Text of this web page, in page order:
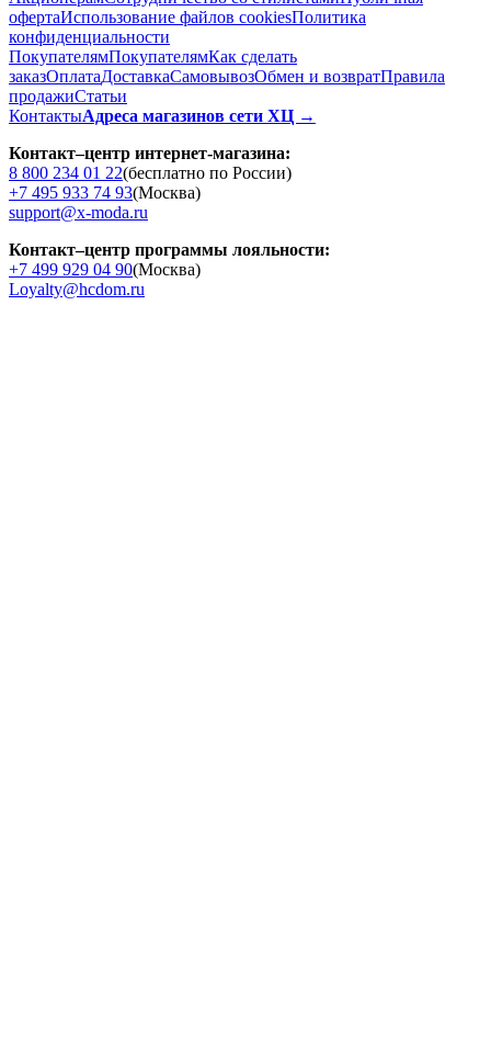
офертаИспользование файлов cookiesПолитика
конфиденциальности
ПокупателямПокупателямКак сделать
заказОплатаДоставкаCамовывозОбмен и возвратПравила
продажиСтатьи
КонтактыАдреса магазинов сети ХЦ →
Контакт–центр интернет-магазина:
8 800 234 01 22(бесплатно по России)
+7 495 933 74 93(Москва)
support@x-moda.ru
Контакт–центр программы лояльности:
+7 499 929 04 90(Москва)
Loyalty@hcdom.ru